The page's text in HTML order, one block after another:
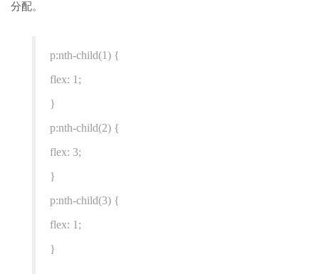
分配。
p:nth-child(1) {
flex: 1;
}
p:nth-child(2) {
flex: 3;
}
p:nth-child(3) {
flex: 1;
}